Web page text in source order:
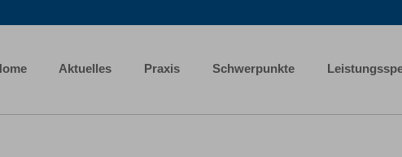
Aktuelles Praxis Schwerpunkte